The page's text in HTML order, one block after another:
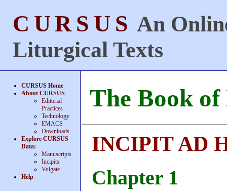
CURSUS An
Liturgical Texts
CURSUS Home
About CURSUS
Editorial
Practices
Technology
EMACS
Downloads
Explore CURSUS
Data:
Manuscripts
Incipits
Vulgate
Help
The Book of
INCIPIT AD
Chapter 1